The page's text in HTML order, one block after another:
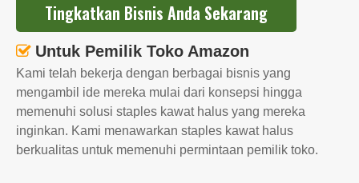
Tingkatkan Bisnis Anda Sekarang
 Untuk Pemilik Toko Amazon
Kami telah bekerja dengan berbagai bisnis yang
mengambil ide mereka mulai dari konsepsi hingga
memenuhi solusi staples kawat halus yang mereka
inginkan. Kami menawarkan staples kawat halus
berkualitas untuk memenuhi permintaan pemilik toko.